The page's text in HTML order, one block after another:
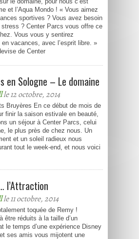
et l’Aqua Mondo ! « Vous aimez
sportives ? Vous avez besoin
stress ? Center Parcs vous offre ce
Vous vous y sentirez
vacances, avec l’esprit libre. »
de Center
en Sologne – Le domaine
le 12 octobre, 2014
Bruyères En ce début de mois de
finir la saison estivale en beauté,
un séjour à Center Parcs, celui
le plus près de chez nous. Un
et un soleil radieux nous
tout le week-end, et nous voici
l’Attraction
le 11 octobre, 2014
toquée de Remy !
être réduits à la taille d’un
le temps d’une expérience Disney
ses amis vous mijotent une